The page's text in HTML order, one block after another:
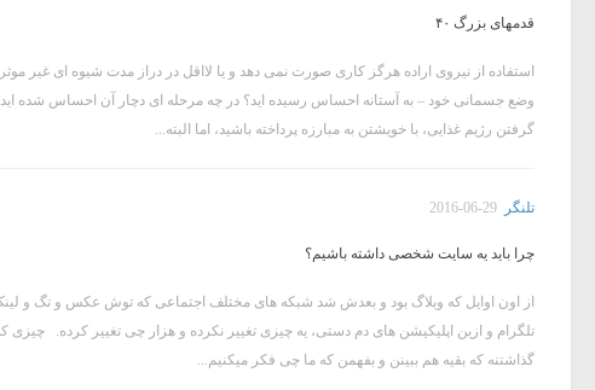
قدمهای بزرگ ۴۰
استفاده از نیروی اراده هرگز کاری صورت نمی دهد و یا لااقل در دراز مدت شیوه ای غیر موثر
وضع جسمانی خود – به آستانه احساس رسیده اید؟ در چه مرحله ای دچار آن احساس شده اید؟
گرفتن رژیم غذایی، با خویشتن به مبارزه پرداخته باشید، اما البته...
تلنگر 2016-06-29
چرا باید یه سایت شخصی داشته باشیم؟
از اون اوایل که وبلاگ بود و بعدش شد شبکه های مختلف اجتماعی که توش عکس و تگ و لینک
تلگرام و ازین اپلیکیشن های دم دستی، یه چیزی تغییر نکرده و هزار چی تغییر کرده.
گذاشتنه که بقیه هم ببینن و بفهمن که ما چی فکر میکنیم...